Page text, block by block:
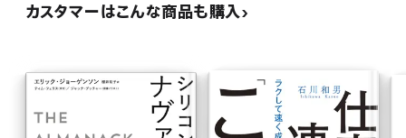
カスタマーはこんな商品も購入